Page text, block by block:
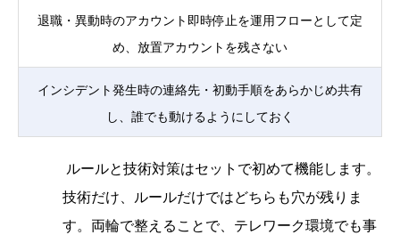
退職・異動時のアカウント即時停止を運用フローとして定
め、放置アカウントを残さない
インシデント発生時の連絡先・初動手順をあらかじめ共有
し、誰でも動けるようにしておく
ルールと技術対策はセットで初めて機能します。
技術だけ、ルールだけではどちらも穴が残りま
す。両輪で整えることで、テレワーク環境でも事